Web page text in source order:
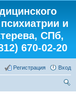
и
СПб,
670-02-20
Вход
Регистрация